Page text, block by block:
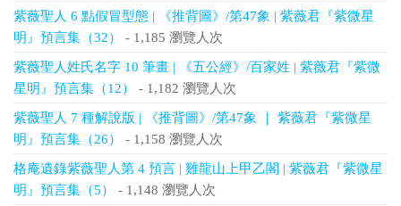
紫薇聖人 6 點假冒型態 | 《推背圖》/第47象 | 紫薇君『紫微星
明』預言集（32）
- 1,185 瀏覽人次
紫薇聖人姓氏名字 10 筆畫 | 《五公經》/百家姓 | 紫薇君『紫微
星明』預言集（12）
- 1,182 瀏覽人次
紫薇聖人 7 種解說版 | 《推背圖》/第47象 ｜ 紫薇君『紫微星
明』預言集（26）
- 1,158 瀏覽人次
格庵遺錄紫薇聖人第 4 預言 | 雞龍山上甲乙閣 | 紫薇君『紫微星
明』預言集（5）
- 1,148 瀏覽人次